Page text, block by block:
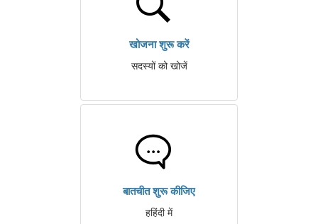
खोजना शुरू करें
सदस्यों को खोजें
बातचीत शुरू कीजिए
हहिंदी में